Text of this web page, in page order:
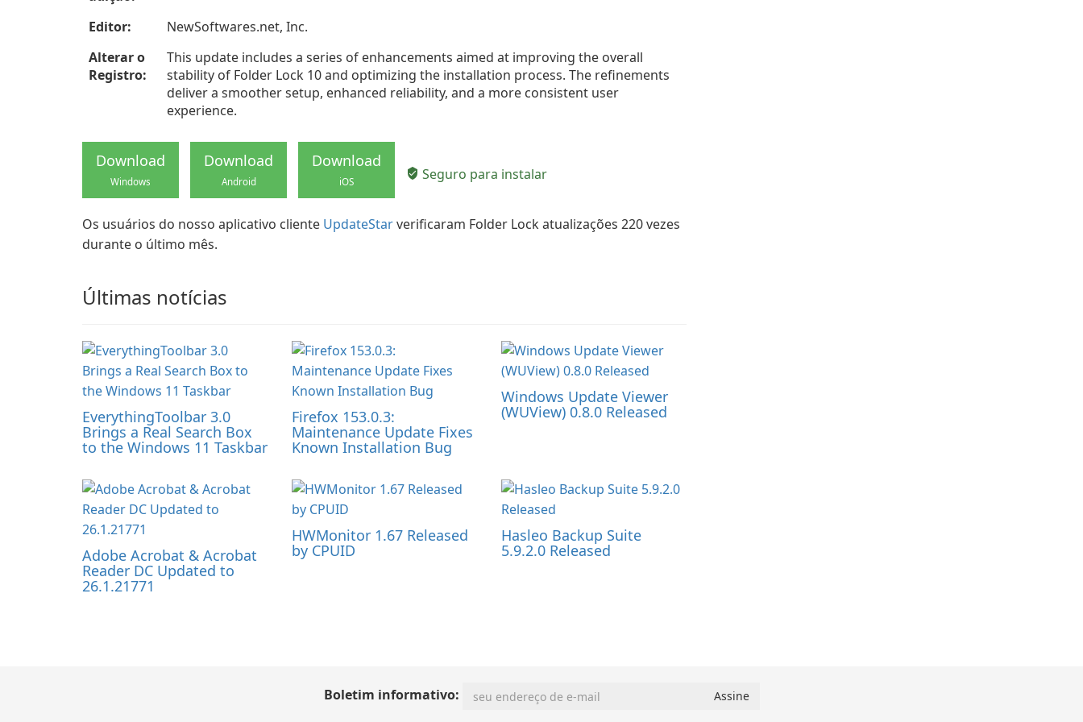
Editor:
NewSoftwares.net, Inc.
Alterar o
Registro:
This update includes a series of enhancements aimed at improving the overall
stability of Folder Lock 10 and optimizing the installation process. The refinements
deliver a smoother setup, enhanced reliability, and a more consistent user
experience.
Download
Windows
Download
Android
Download
iOS Seguro para instalar
Os usuários do nosso aplicativo cliente UpdateStarverificaram Folder Lock atualizações 220 vezes
durante o último mês.
Últimas notícias
EverythingToolbar 3.0
Brings a Real Search Box
to the Windows 11 Taskbar
Firefox 153.0.3:
Maintenance Update Fixes
Known Installation Bug
Windows Update Viewer
(WUView) 0.8.0 Released
Adobe Acrobat & Acrobat
Reader DC Updated to
26.1.21771
HWMonitor 1.67 Released
by CPUID
Hasleo Backup Suite
5.9.2.0 Released
Boletim informativo: